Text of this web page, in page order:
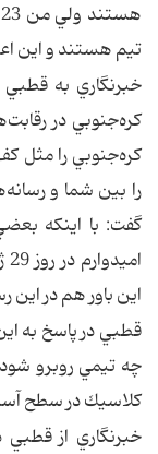
تيم هستند و اين
خبرنگاري به قطبي
كره‌جنوبي در
كره‌جنوبي را مثل
را بين شما و
گفت: با اينكه
اين باور هم در اين
قطبي در پاسخ به
چه تيمي روبرو
كلاسيك در سطح
خبرنگاري از